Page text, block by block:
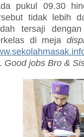
pukul 09.30
tidak lebih
tersaji
di meja
Good jobs Bro &